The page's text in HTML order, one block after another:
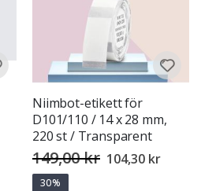
Niimbot-etikett för
D101/110 / 14 x 28 mm,
220 st / Transparent
149,00 kr Special
Price
104,30 kr
30%